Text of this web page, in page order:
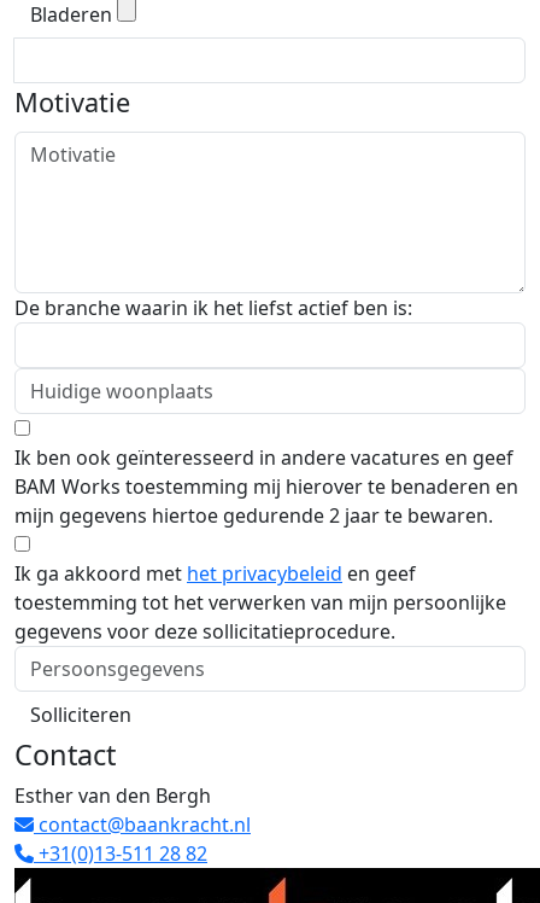
Bladeren
Motivatie
De branche waarin ik het liefst actief ben is:
Ik ben ook geïnteresseerd in andere vacatures en geef
BAM Works toestemming mij hierover te benaderen en
mijn gegevens hiertoe gedurende 2 jaar te bewaren.
Ik ga akkoord met het privacybeleid en geef
toestemming tot het verwerken van mijn persoonlijke
gegevens voor deze sollicitatieprocedure.
Solliciteren
Contact
Esther van den Bergh
contact@baankracht.nl
+31(0)13-511 28 82